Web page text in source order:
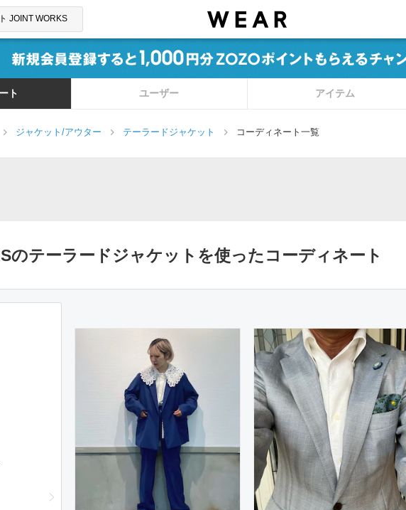
ーザーを探す
ト ユーザー アイテム
ジャケット/アウター テーラードジャケット コーディネート一覧
のテーラードジャケットを使ったコーディネート